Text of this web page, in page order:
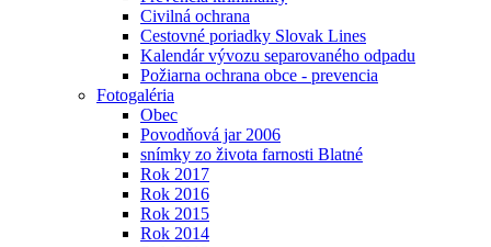
Civilná ochrana
Cestovné poriadky Slovak Lines
Kalendár vývozu separovaného odpadu
Požiarna ochrana obce - prevencia
Fotogaléria
Obec
Povodňová jar 2006
snímky zo života farnosti Blatné
Rok 2017
Rok 2016
Rok 2015
Rok 2014